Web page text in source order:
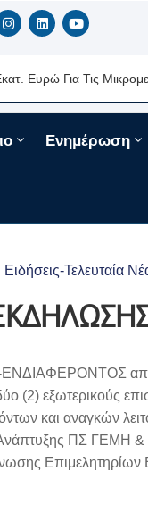
Για Τις Μικρομεσαίες
Ενημέρωση
Ειδήσεις-Τελευταία
απο
(2) εξωτερικούς
και αναγκών
ΠΣ ΓΕΜΗ &
Επιμελητηρίων